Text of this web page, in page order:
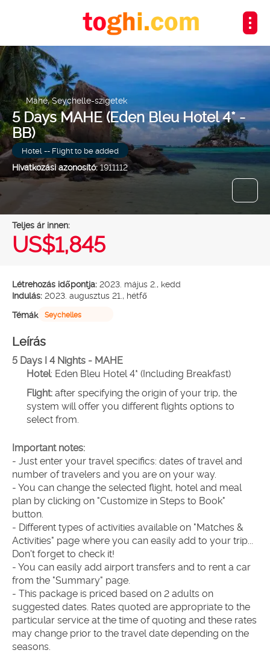
Mahé, Seychelle-szigetek
5 Days MAHE (Eden Bleu Hotel 4* -
BB)
Hotel -- Flight to be added
Hivatkozási azonosító:1911112
Teljes ár innen:
US$1,845
Létrehozás időpontja: 2023. május 2., kedd
Indulás: 2023. augusztus 21., hétfő
Témák
Seychelles
Leírás
5 Days I 4 Nights - MAHE
Hotel: Eden Bleu Hotel 4* (Including Breakfast)
Flight: after specifying the origin of your trip, the
system will offer you different flights options to
select from.
Important notes:
- Just enter your travel specifics: dates of travel and
number of travelers and you are on your way.
- You can change the selected flight, hotel and meal
plan by clicking on "Customize in Steps to Book"
button.
- Different types of activities available on "Matches &
Activities" page where you can easily add to your trip...
Don't forget to check it!
- You can easily add airport transfers and to rent a car
from the "Summary" page.
- This package is priced based on 2 adults on
suggested dates. Rates quoted are appropriate to the
particular service at the time of quoting and these rates
may change prior to the travel date depending on the
seasons.